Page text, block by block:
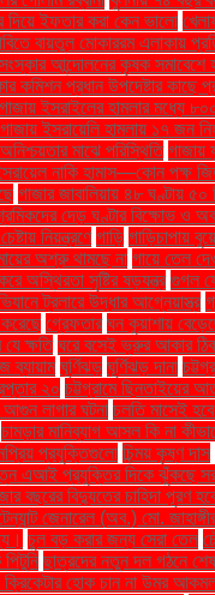
দিয়ে ইফতার করা কেন ভালো
বায়তুল মোকাররম এলাকায়
আন্দোলনের কৃষক সমাবেশে
কমিশন প্রধান উপদেষ্টার কাছে
গাজায় ইসরাইলের হামলার মধ্যে
গাজায় ইসরায়েলি হামলায় ১৭ জন
মাঝে পরিস্থিতি গাজায়
নাকি হামাস—কোন পক্ষ
গাজার জাবালিয়ায় ৪৮ ঘণ্টায়
দেড় ঘণ্টার বিক্ষোভ ও
নিয়ন্ত্রণে গাড়ি গাড়িচাপায়
অশ্রু থামছে না গায়ে তেল
করে অস্থিরতা সৃষ্টির ষড়যন্ত্র গুগল
ট্রলারে উদ্ধার আগ্নেয়াস্ত্র
গ্রেফতার ঘন কুয়াশায়
ক্ষতি ঘরে বসেই ভ্রুর আকার
ব্যায়াম ঘূর্ণিঝড় ঘূর্ণিঝড় দানা
২০ চট্টগ্রামে ছিনতাইয়ের
আগুন লাগার ঘটনা চলতি মাসেই
চামড়ার মানিব্যাগ আসল কি না
প্রযুক্তিগুলো চিন্ময় কৃষ্ণ দাস
এআই প্রযুক্তির দিকে ঝুঁকছে
বছরের বিদ্যুতের চাহিদা পূরণ
জেনারেল (অব.) মো.
চুল বড় করার জন্য সেরা তেল
ছাত্রদের নতুন দল গঠনে
ক্রিকেটার হোক চান না উমর